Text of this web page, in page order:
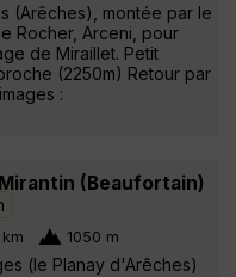
(Arêches), montée par le
Rocher, Arceni, pour
de Miraillet. Petit
(2250m) Retour par
:
(Beaufortain)
km 1050 m
(le Planay d'Arêches)